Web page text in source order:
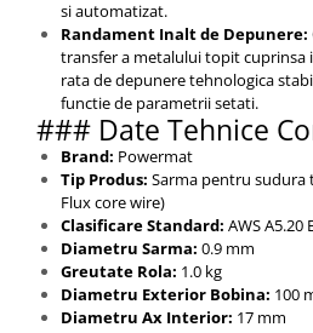
si automatizat.
Randament Inalt de Depunere:
transfer a metalului topit cuprinsa
rata de depunere tehnologica
functie de parametrii setati.
### Date Tehnice
Brand: Powermat
Tip Produs: Sarma pentru sudura
Flux core wire)
Clasificare Standard: AWS A5.20
Diametru Sarma: 0.9 mm
Greutate Rola: 1.0 kg
Diametru Exterior Bobina: 100
Diametru Ax Interior: 17 mm